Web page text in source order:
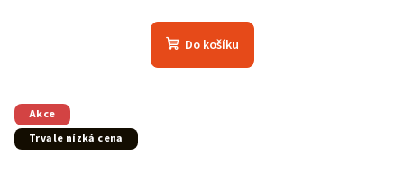
hodnocení
produktu
Do košíku
Akce
Trvale nízká cena